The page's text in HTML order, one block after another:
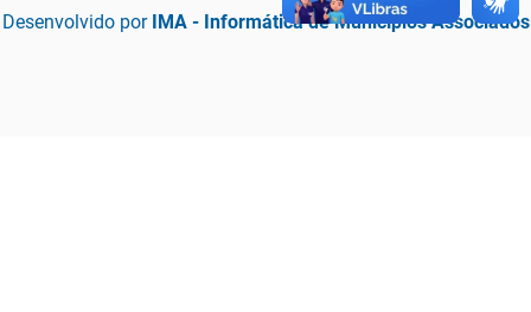
Desenvolvido por IMA - Informática de Municípios Associados